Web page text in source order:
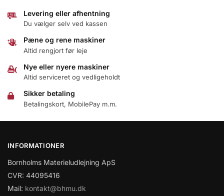
Levering eller afhentning
Du vælger selv ved kassen
Pæne og rene maskiner
Altid rengjort før leje
Nye eller nyere maskiner
Altid serviceret og vedligeholdt
Sikker betaling
Betalingskort, MobilePay m.m.
INFORMATIONER
Bornholms Materieludlejning ApS
CVR: 44095416
Mail: kontakt@bhmu.dk